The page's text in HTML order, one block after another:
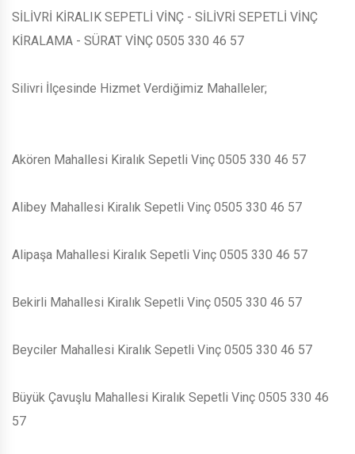
SİLİVRİ KİRALIK SEPETLİ VİNÇ - SİLİVRİ SEPETLİ VİNÇ
KİRALAMA - SÜRAT VİNÇ 0505 330 46 57
Silivri İlçesinde Hizmet Verdiğimiz Mahalleler;
Akören Mahallesi Kiralık Sepetli Vinç 0505 330 46 57
Alibey Mahallesi Kiralık Sepetli Vinç 0505 330 46 57
Alipaşa Mahallesi Kiralık Sepetli Vinç 0505 330 46 57
Bekirli Mahallesi Kiralık Sepetli Vinç 0505 330 46 57
Beyciler Mahallesi Kiralık Sepetli Vinç 0505 330 46 57
Büyük Çavuşlu Mahallesi Kiralık Sepetli Vinç 0505 330 46
57